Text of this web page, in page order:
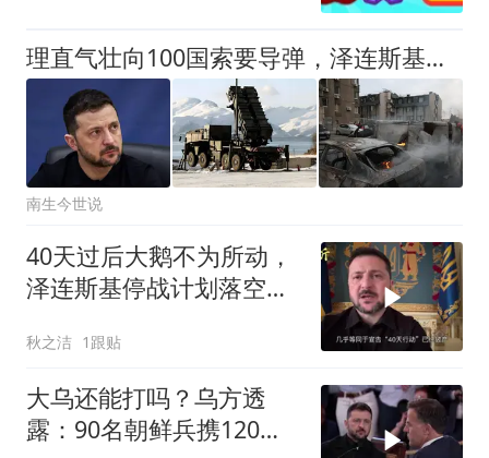
理直气壮向100国索要导弹，泽连斯基为何有“迷之自信”的底气？
南生今世说
40天过后大鹅不为所动，
泽连斯基停战计划落空，
秋之洁 1跟贴
大乌还能打吗？乌方透
露：90名朝鲜兵携120枚